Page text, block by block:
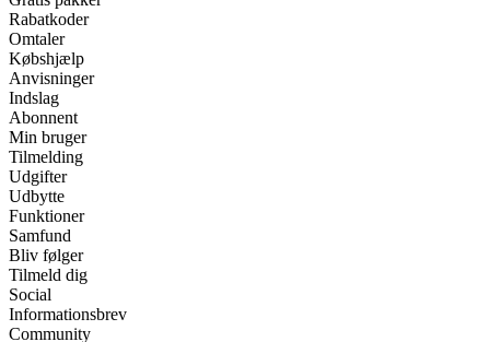
Rabatkoder
Omtaler
Købshjælp
Anvisninger
Indslag
Abonnent
Min bruger
Tilmelding
Udgifter
Udbytte
Funktioner
Samfund
Bliv følger
Tilmeld dig
Social
Informationsbrev
Community